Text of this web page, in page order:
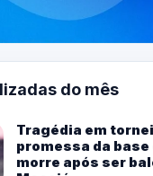
do mês
Tragédia em
promessa da base
morre após ser